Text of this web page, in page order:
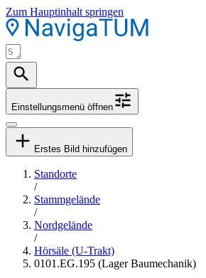
Zum Hauptinhalt springen
Einstellungsmenü öffnen
Erstes Bild hinzufügen
Standorte
/
Stammgelände
/
Nordgelände
/
Hörsäle (U-Trakt)
0101.EG.195 (Lager Baumechanik)